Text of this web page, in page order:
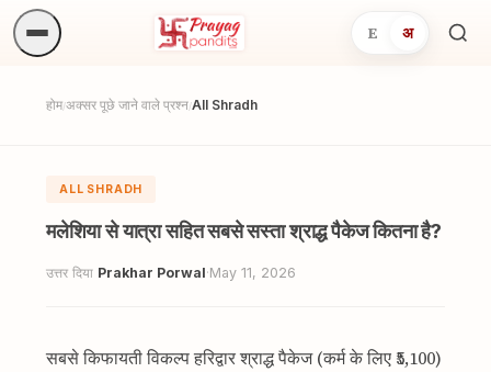
E अ
होम/अक्सर पूछे जाने वाले प्रश्न/All Shradh
ALL SHRADH
मलेशिया से यात्रा सहित सबसे सस्ता श्राद्ध पैकेज कितना है?
उत्तर दिया Prakhar Porwal·May 11, 2026
सबसे किफायती विकल्प हरिद्वार श्राद्ध पैकेज (कर्म के लिए ₹5,100)